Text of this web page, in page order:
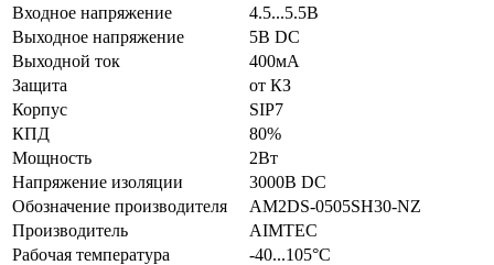
Входное напряжение
4.5...5.5В
Выходное напряжение
5В DC
Выходной ток
400мА
Защита
от КЗ
Корпус
SIP7
КПД
80%
Мощность
2Вт
Напряжение изоляции
3000В DC
Обозначение производителя
AM2DS-0505SH30-NZ
Производитель
AIMTEC
Рабочая температура
-40...105°C